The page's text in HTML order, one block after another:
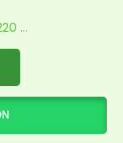
...